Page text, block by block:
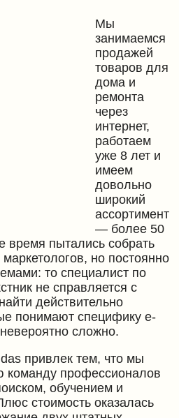
Мы
занимаемся
продажей
товаров для
дома и
ремонта
через
интернет,
работаем
уже 8 лет и
имеем
довольно
широкий
ассортимент
— более 50
время пытались собрать
но постоянно
то специалист по
не справляется с
действительно
понимают специфику e-
сложно.
привлек тем, что мы
команду профессионалов
обучением и
стоимость оказалась